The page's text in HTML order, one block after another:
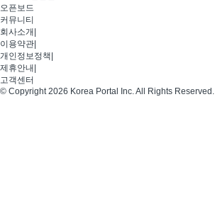
오픈보드
커뮤니티
회사소개
이용약관
개인정보정책
제휴안내
고객센터
© Copyright 2026 Korea Portal Inc. All Rights Reserved.